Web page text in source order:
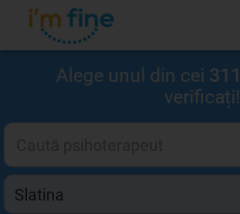
Alege unul din cei 311
verificați!